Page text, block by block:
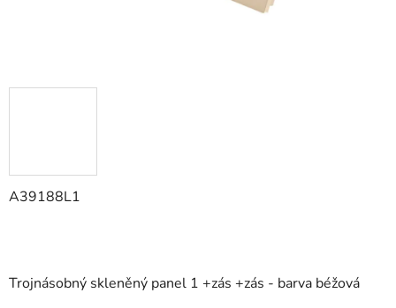
A39188L1
Trojnásobný skleněný panel 1 +zás +zás - barva béžová